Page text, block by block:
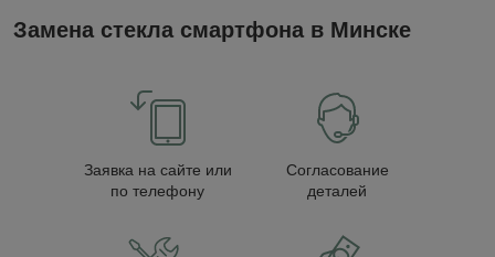
Замена стекла смартфона в Минске
Заявка на сайте или
по телефону
Согласование
деталей